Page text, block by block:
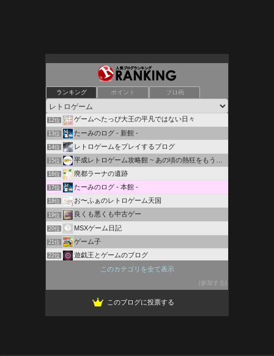
ランキング ポイント ブロ画
10位 Lazy Daisy
11位 レトロゲームを３分間・・・。
12位 ゲームへたっぴ大王の平凡ではない日々
13位 たーみのログ - 新館 -
14位 レトロゲームをプレイするブログ
15位 平成レトロゲーム攻略館 ~ あの頃の熱狂をもう一度
16位 廃都ラーナの遺跡
17位 たーみのログ - 本館 -
18位 お〜ふぁのレトロゲーム天国
19位 良くも悪くも中古ゲー
20位 MSXゲーム日記
21位 ゲーム子
22位 遊戯王とゲームのブログ
ちばっしーのドラクエブログ
このカテゴリを全て表示
参加する
このブログに投票する